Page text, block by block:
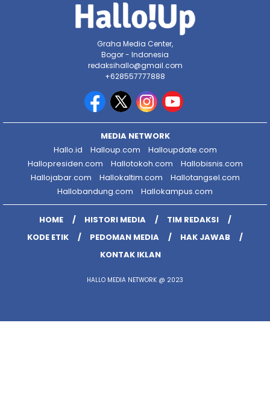
Graha Media Center,
Bogor - Indonesia
redaksihallo@gmail.com
+628557777888
MEDIA NETWORK
Hallo.id
Halloup.com
Halloupdate.com
Hallopresiden.com
Hallotokoh.com
Hallobisnis.com
Hallojabar.com
Hallokaltim.com
Hallotangsel.com
Hallobandung.com
Hallokampus.com
HOME HISTORI MEDIA
TIM REDAKSI
KODE ETIK
PEDOMAN MEDIA
HAK JAWAB
KONTAK IKLAN
HALLO MEDIA NETWORK @ 2023